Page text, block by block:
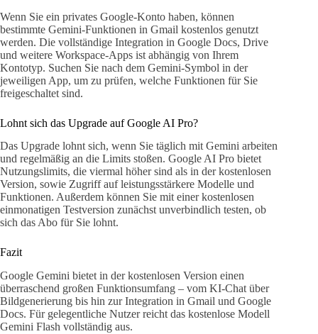
Wenn Sie ein privates Google-Konto haben, können
bestimmte Gemini-Funktionen in Gmail kostenlos genutzt
werden. Die vollständige Integration in Google Docs, Drive
und weitere Workspace-Apps ist abhängig von Ihrem
Kontotyp. Suchen Sie nach dem Gemini-Symbol in der
jeweiligen App, um zu prüfen, welche Funktionen für Sie
freigeschaltet sind.
Lohnt sich das Upgrade auf Google AI Pro?
Das Upgrade lohnt sich, wenn Sie täglich mit Gemini arbeiten
und regelmäßig an die Limits stoßen. Google AI Pro bietet
Nutzungslimits, die viermal höher sind als in der kostenlosen
Version, sowie Zugriff auf leistungsstärkere Modelle und
Funktionen. Außerdem können Sie mit einer kostenlosen
einmonatigen Testversion zunächst unverbindlich testen, ob
sich das Abo für Sie lohnt.
Fazit
Google Gemini bietet in der kostenlosen Version einen
überraschend großen Funktionsumfang – vom KI-Chat über
Bildgenerierung bis hin zur Integration in Gmail und Google
Docs. Für gelegentliche Nutzer reicht das kostenlose Modell
Gemini Flash vollständig aus.